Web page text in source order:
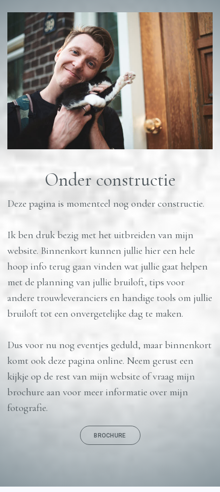
Onder constructie
Deze pagina is momenteel nog onder constructie.
Ik ben druk bezig met het uitbreiden van mijn
website. Binnenkort kunnen jullie hier een hele
hoop info terug gaan vinden wat jullie gaat helpen
met de planning van jullie bruiloft, tips voor
andere trouwleveranciers en handige tools om jullie
bruiloft tot een onvergetelijke dag te maken.
Dus voor nu nog eventjes geduld, maar binnenkort
komt ook deze pagina online. Neem gerust een
kijkje op de rest van mijn website of vraag mijn
brochure aan voor meer informatie over mijn
fotografie.
BROCHURE